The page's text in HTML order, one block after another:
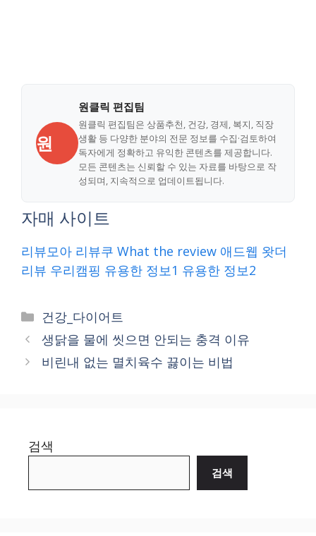
원
원클릭 편집팀
원클릭 편집팀은 상품추천, 건강, 경제, 복지, 직장
생활 등 다양한 분야의 전문 정보를 수집·검토하여
독자에게 정확하고 유익한 콘텐츠를 제공합니다.
모든 콘텐츠는 신뢰할 수 있는 자료를 바탕으로 작
성되며, 지속적으로 업데이트됩니다.
자매 사이트
리뷰모아 리뷰쿠 What the review 애드웹 왓더
리뷰 우리캠핑 유용한 정보1 유용한 정보2
Categories
건강_다이어트
생닭을 물에 씻으면 안되는 충격 이유
비린내 없는 멸치육수 끓이는 비법
검색
검색